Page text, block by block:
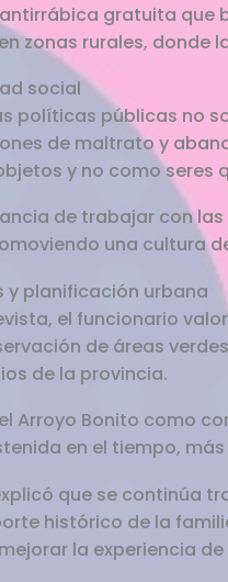
gratuita que
zonas rurales, donde
social
políticas públicas no
de maltrato y
y no como seres
de trabajar con
una cultura
y planificación urbana
el funcionario
de áreas
de la provincia.
Arroyo Bonito como
en el tiempo,
que se continúa
histórico de la
la experiencia